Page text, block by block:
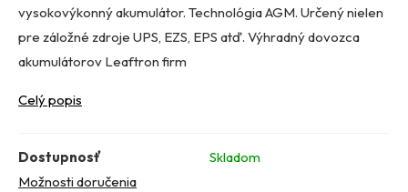
vysokovýkonný akumulátor. Technológia AGM. Určený nielen
pre záložné zdroje UPS, EZS, EPS atď. Výhradný dovozca
akumulátorov Leaftron firm
Celý popis
Dostupnosť
Skladom
Možnosti doručenia